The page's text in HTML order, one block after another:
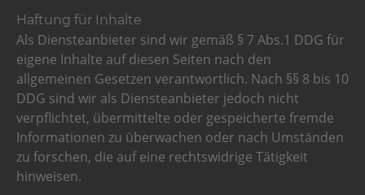
Haftung für Inhalte
Als Diensteanbieter sind wir gemäß § 7 Abs.1 DDG für
eigene Inhalte auf diesen Seiten nach den
allgemeinen Gesetzen verantwortlich. Nach §§ 8 bis 10
DDG sind wir als Diensteanbieter jedoch nicht
verpflichtet, übermittelte oder gespeicherte fremde
Informationen zu überwachen oder nach Umständen
zu forschen, die auf eine rechtswidrige Tätigkeit
hinweisen.